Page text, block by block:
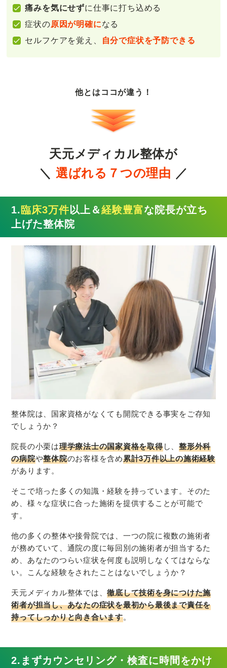
痛みを気にせずに仕事に打ち込める
症状の原因が明確になる
セルフケアを覚え、
自分で症状を予防できる
他とはココが違う！
天元メディカル整体が
＼ 選ばれる７つの理由 ／
1.臨床3万件以上＆経験豊富な院長が立ち
上げた整体院
整体院は、国家資格がなくても開院できる事実をご存知
でしょうか？
院長の小栗は理学療法士の国家資格を取得し、整形外科
の病院や整体院のお客様を含め累計3万件以上の施術経験
があります。
そこで培った多くの知識・経験を持っています。そのた
め、様々な症状に合った施術を提供することが可能で
す。
他の多くの整体や接骨院では、一つの院に複数の施術者
が務めていて、通院の度に毎回別の施術者が担当するた
め、あなたのつらい症状を何度も説明しなくてはならな
い。こんな経験をされたことはないでしょうか？
天元メディカル整体では、徹底して技術を身につけた施
術者が担当し、あなたの症状を最初から最後まで責任を
持ってしっかりと向き合います。
2.まずカウンセリング・検査に時間をかけ